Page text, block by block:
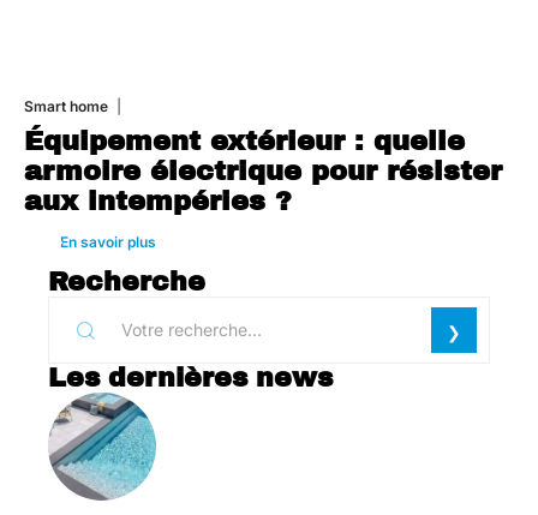
Smart home
Équipement extérieur : quelle
armoire électrique pour résister
aux intempéries ?
En savoir plus
Recherche
Les dernières news